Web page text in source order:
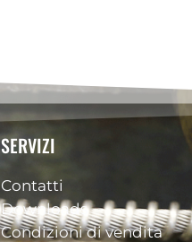
SERVIZI
Contatti
Downloads
Condizioni di vendita